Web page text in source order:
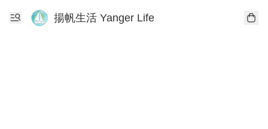
揚帆生活 Yanger Life